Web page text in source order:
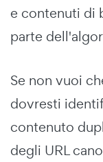
e contenuti di
parte
Se non vuoi
dovresti
contenuto
degli URL